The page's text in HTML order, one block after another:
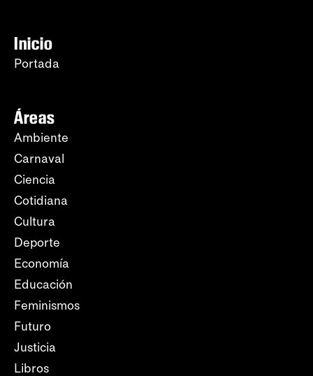
Inicio
Portada
Áreas
Ambiente
Carnaval
Ciencia
Cotidiana
Cultura
Deporte
Economía
Educación
Feminismos
Futuro
Justicia
Libros